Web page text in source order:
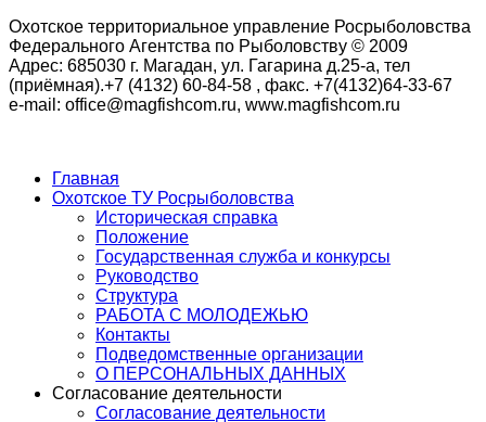
Охотское территориальное управление Росрыболовства
Федерального Агентства по Рыболовству © 2009
Адрес: 685030 г. Магадан, ул. Гагарина д.25-а, тел
(приёмная).+7 (4132) 60-84-58 , факс. +7(4132)64-33-67
e-mail: office@magfishcom.ru, www.magfishcom.ru
Главная
Охотское ТУ Росрыболовства
Историческая справка
Положение
Государственная служба и конкурсы
Руководство
Структура
РАБОТА С МОЛОДЕЖЬЮ
Контакты
Подведомственные организации
О ПЕРСОНАЛЬНЫХ ДАННЫХ
Согласование деятельности
Согласование деятельности